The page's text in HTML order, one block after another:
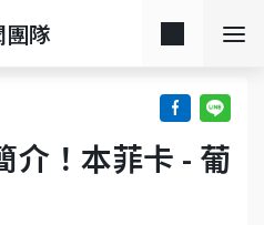
隊
介！本菲卡 - 葡